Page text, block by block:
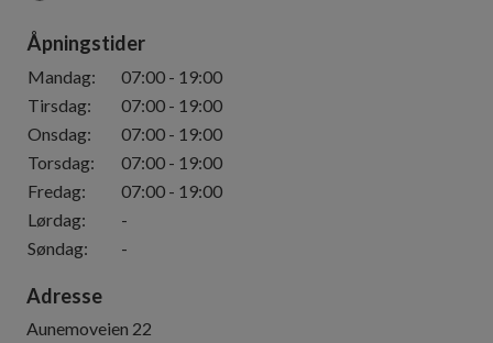
Åpningstider
Mandag: 07:00 - 19:00
Tirsdag: 07:00 - 19:00
Onsdag: 07:00 - 19:00
Torsdag: 07:00 - 19:00
Fredag: 07:00 - 19:00
Lørdag:
-
Søndag: -
Adresse
Aunemoveien 22